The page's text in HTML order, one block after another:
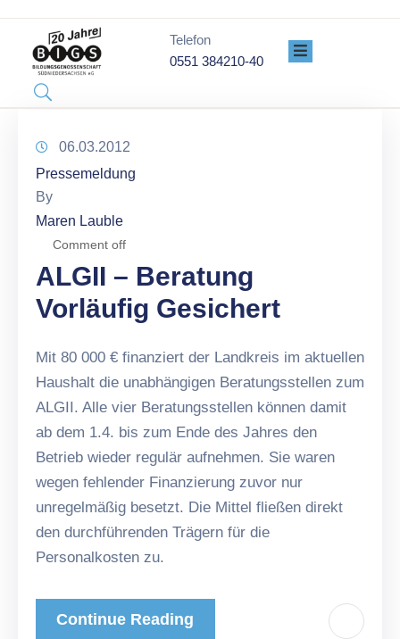
Telefon
0551 384210-40
PROJEKTE
ÜBER
GENOSSENSCHAFT
06.03.2012
Pressemeldung
By
Maren Lauble
Comment off
ALGII – Beratung
Vorläufig Gesichert
Mit 80 000 € finanziert der Landkreis im aktuellen
Haushalt die unabhängigen Beratungsstellen zum
ALGII. Alle vier Beratungsstellen können damit
ab dem 1.4. bis zum Ende des Jahres den
Betrieb wieder regulär aufnehmen. Sie waren
wegen fehlender Finanzierung zuvor nur
unregelmäßig besetzt. Die Mittel fließen direkt
den durchführenden Trägern für die
Personalkosten zu.
Continue Reading